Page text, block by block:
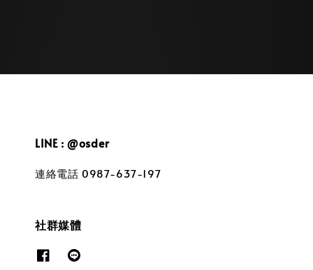
LINE : @osder
連絡電話 0987-637-197
社群媒體